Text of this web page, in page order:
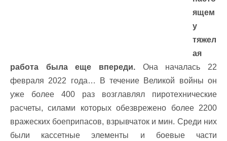
ящем
у
тяжел
ая
работа была еще впереди. Она началась 22
февраля 2022 года… В течение Великой войны он
уже более 400 раз возглавлял пиротехнические
расчеты, силами которых обезврежено более 2200
вражеских боеприпасов, взрывчаток и мин. Среди них
были кассетные элементы и боевые части